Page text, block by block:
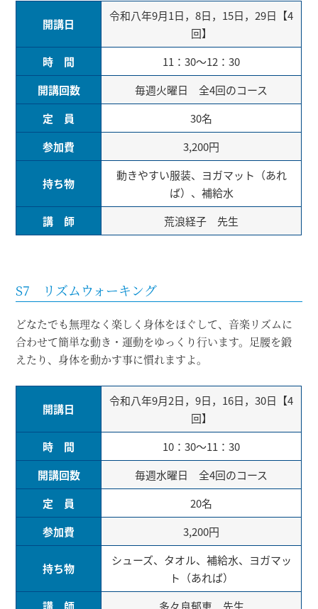
開講日
令和八年9月1日，8日，15日，29日【4
回】
時 間
11：30～12：30
開講回数
毎週火曜日 全4回のコース
定 員
30名
参加費
3,200円
持ち物
動きやすい服装、ヨガマット（あれ
ば）、補給水
講 師
荒浪経子 先生
S7 リズムウォーキング
どなたでも無理なく楽しく身体をほぐして、音楽リズムに
合わせて簡単な動き・運動をゆっくり行います。足腰を鍛
えたり、身体を動かす事に慣れますよ。
開講日
令和八年9月2日，9日，16日，30日【4
回】
時 間
10：30～11：30
開講回数
毎週水曜日 全4回のコース
定 員
20名
参加費
3,200円
持ち物
シューズ、タオル、補給水、ヨガマッ
ト（あれば）
講 師
多々良郁恵 先生